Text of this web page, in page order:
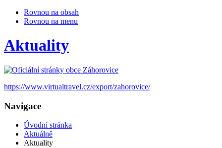
Rovnou na obsah
Rovnou na menu
Aktuality
https://www.virtualtravel.cz/export/zahorovice/
Navigace
Úvodní stránka
Aktuálně
Aktuality